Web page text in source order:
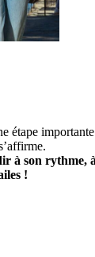
étape
à son rythme,
!